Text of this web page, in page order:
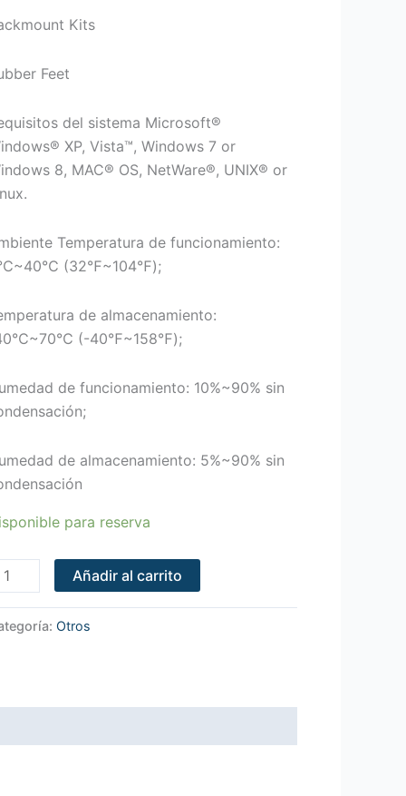
Kits
Feet
del sistema Microsoft®
XP, Vista™, Windows 7 or
8, MAC® OS, NetWare®, UNIX® or
Temperatura de funcionamiento:
(32℉~104℉);
de almacenamiento:
(-40℉~158℉);
de funcionamiento: 10%~90% sin
de almacenamiento: 5%~90% sin
para reserva
Añadir al carrito
Otros